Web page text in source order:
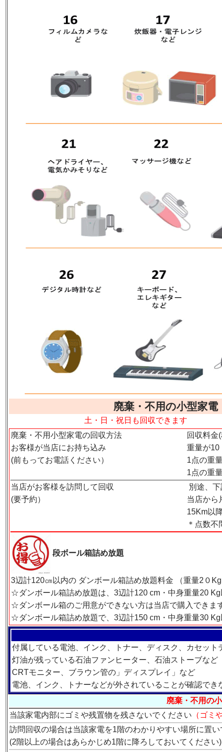
廃棄・不用の小型家
土・日・祝日も回収できます
廃棄・不用小型家電の回収方法
回収料
お客様が当店にお持ち込み
重量が10
(前もってお電話ください）
1点の重
1点の重
当店がお客様を訪問して回収
別途、
(要予約）
当店から
15Km以
＊点数
段ボール箱詰め放題
3辺計120㎝以内の ダンボール箱詰め放題料金 （重量2
☆ダンボール箱詰め放題は、3辺計120 cm・中身重量20
☆ダンボール箱のご用意ができない方は当店で購入できま
☆ダンボール箱詰め放題で、3辺計150 cm・中身重量30
付属している電池、インク、トナー、ディスク、カセット
灯油が残っている石油ファンヒーター、石油ストーブなど
CRTモニター、ブラウン管の」ディスプレイ」など
電池、インク、トナーなどが外されていることが確認で
廃棄・不用の
当該家電内部にゴミや残置物を残さないでください （ゴミ
訪問回収の場合は当該家電を1階のわかりやすい場所に置
(2階以上の場合はあらかじめ1階に降ろしておいてください)